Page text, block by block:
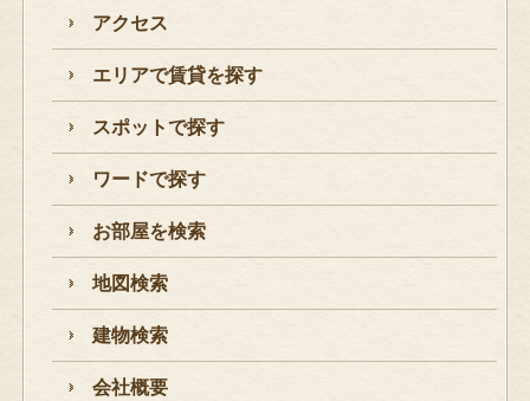
アクセス
エリアで賃貸を探す
スポットで探す
ワードで探す
お部屋を検索
地図検索
建物検索
会社概要